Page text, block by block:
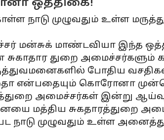
ஒத்திகை!
நாடு முழுவதும் உள்ள
மன்சுக் மாண்டவியா இந்த
துறை
போதிய
என்பதையும் கொரோனா
அமைச்சர்கள் இன்று
மத்திய சுகதாரத்துறை
முழுவதும் உள்ள